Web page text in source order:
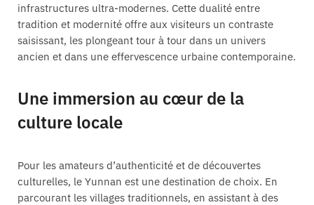
infrastructures ultra-modernes. Cette dualité entre
tradition et modernité offre aux visiteurs un contraste
saisissant, les plongeant tour à tour dans un univers
ancien et dans une effervescence urbaine contemporaine.
Une immersion au cœur de la
culture locale
Pour les amateurs d’authenticité et de découvertes
culturelles, le Yunnan est une destination de choix. En
parcourant les villages traditionnels, en assistant à des